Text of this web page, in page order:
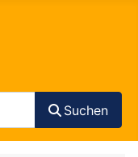
Suchen